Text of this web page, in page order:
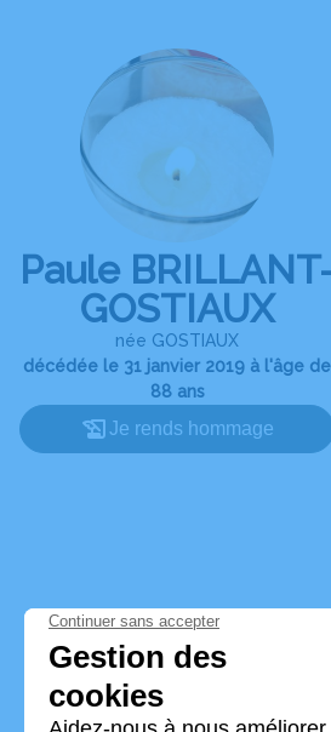
Paule
GOSTIAUX
née GOSTIAUX
décédée le 31 janvier 2019 à l'âge de
88 ans
Je rends hommage